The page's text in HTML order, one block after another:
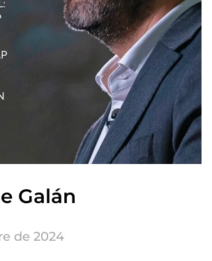
Galán
de 2024